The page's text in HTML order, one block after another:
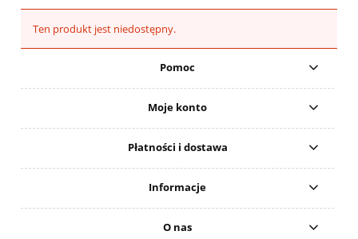
Ten produkt jest niedostępny.
Pomoc
Moje konto
Płatności i dostawa
Informacje
O nas